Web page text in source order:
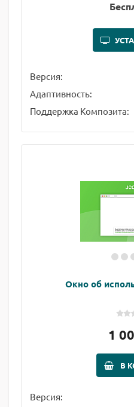
Версия:
Адаптивность:
Поддержка Композита:
Окно об
1
В
Версия: